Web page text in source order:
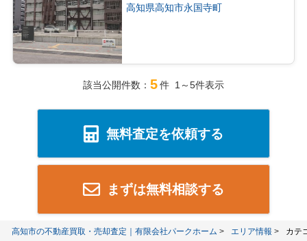
高知県高知市永国寺町
該当公開件数： 5件 1～5件表示
無料査定を依頼する
まずは無料相談する
高知市の不動産買取・売却査定｜有限会社パークホーム エリア情報 カテ